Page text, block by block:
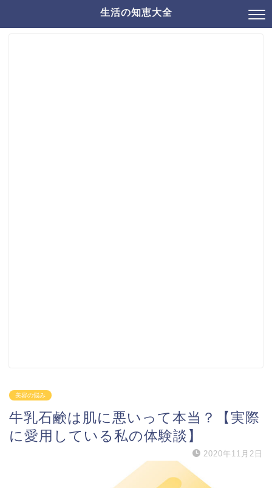
生活の知恵大全
美容の悩み
牛乳石鹸は肌に悪いって本当？【実際
に愛用している私の体験談】
2020年11月2日